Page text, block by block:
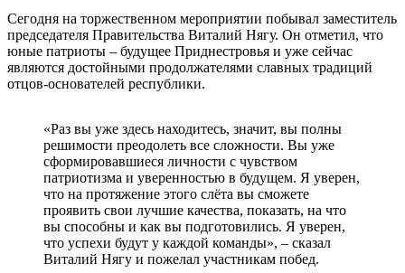
Сегодня на торжественном мероприятии побывал заместитель
председателя Правительства Виталий Нягу. Он отметил, что
юные патриоты – будущее Приднестровья и уже сейчас
являются достойными продолжателями славных традиций
отцов-основателей республики.
«Раз вы уже здесь находитесь, значит, вы полны
решимости преодолеть все сложности. Вы уже
сформировавшиеся личности с чувством
патриотизма и уверенностью в будущем. Я уверен,
что на протяжение этого слёта вы сможете
проявить свои лучшие качества, показать, на что
вы способны и как вы подготовились. Я уверен,
что успехи будут у каждой команды», – сказал
Виталий Нягу и пожелал участникам побед.